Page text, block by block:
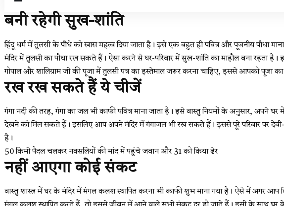
बनी रहेगी सुख-शांति
हिंदू धर्म में तुलसी के पौधे को खास महत्व दिया जाता है। इसे एक बहुत ही पवित्र और पूजनीय पौधा
मंदिर में तुलसी का पौधा रख सकते हैं। ऐसा करने से घर-परिवार में सुख-शांति का माहौल बना रहता है।
गोपाल और शालिग्राम जी की पूजा में तुलसी पत्र का इस्तेमाल जरूर करना चाहिए, इससे आपको पूजा
रख रख सकते हैं ये चीजें
गंगा नदी की तरह, गंगा का जल भी काफी पवित्र माना जाता है। इसे वास्तु नियमों के अनुसार, अपने
देखने को मिल सकते हैं। इसलिए आप अपने मंदिर में गंगाजल भी रख सकते हैं। इससे पूरे परिवार पर देवी-
है।
50 किमी पैदल चलकर नक्सलियों की मांद में पहुंचे जवान और 31 को किया ढेर
नहीं आएगा कोई संकट
वास्तु शास्त्र में घर के मंदिर में मंगल कलश स्थापित करना भी काफी शुभ माना गया है। ऐसे में अगर आप